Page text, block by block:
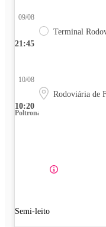
21:45
09/08
Terminal
10:20
10/08
Rodoviária de
Poltrona
Semi-leito